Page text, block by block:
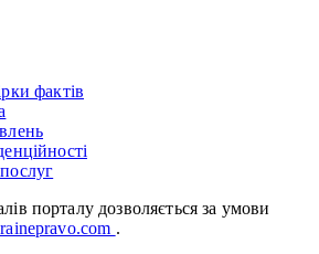
фактів
порталу дозволяється за умови
.